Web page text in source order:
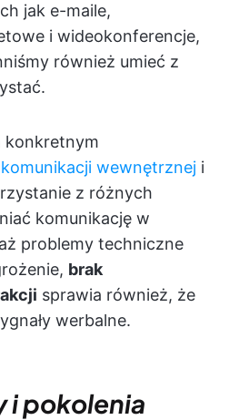
jak e-maile,
i wideokonferencje,
również umieć z
konkretnym
wewnętrznej i
z różnych
komunikację w
problemy techniczne
brak
sprawia również, że
werbalne.
i pokolenia